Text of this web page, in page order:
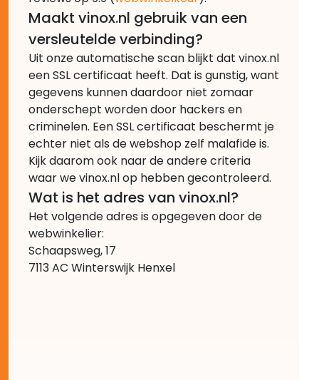
Maakt vinox.nl gebruik van een
versleutelde verbinding?
Uit onze automatische scan blijkt dat vinox.nl
een SSL certificaat heeft. Dat is gunstig, want
gegevens kunnen daardoor niet zomaar
onderschept worden door hackers en
criminelen. Een SSL certificaat beschermt je
echter niet als de webshop zelf malafide is.
Kijk daarom ook naar de andere criteria
waar we vinox.nl op hebben gecontroleerd.
Wat is het adres van vinox.nl?
Het volgende adres is opgegeven door de
webwinkelier:
Schaapsweg, 17
7113 AC Winterswijk Henxel